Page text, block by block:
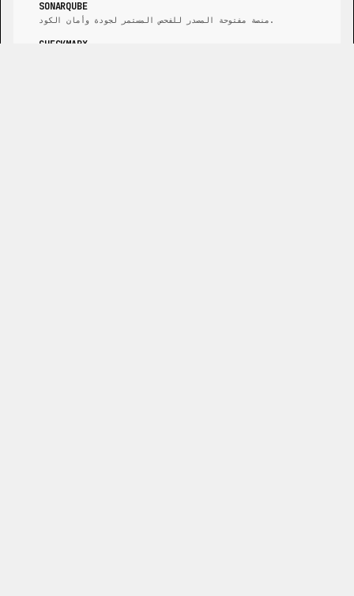
SONARQUBE
منصة مفتوحة المصدر للفحص المستمر لجودة وأمان الكود.
CHECKMARX